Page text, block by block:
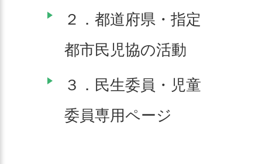
２．都道府県・指定
都市民児協の活動
３．民生委員・児童
委員専用ページ